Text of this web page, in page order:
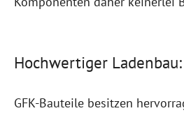
Hochwertiger
GFK-Bauteile besitzen